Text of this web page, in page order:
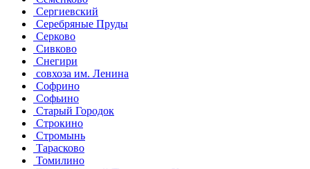
Сергиевский
Серебряные Пруды
Серково
Сивково
Снегири
совхоза им. Ленина
Софрино
Софьино
Старый Городок
Строкино
Стромынь
Тарасково
Томилино